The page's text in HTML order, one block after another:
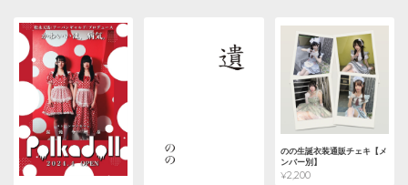
のの生誕衣装通販チェキ【メ
ンバー別】
¥2,200